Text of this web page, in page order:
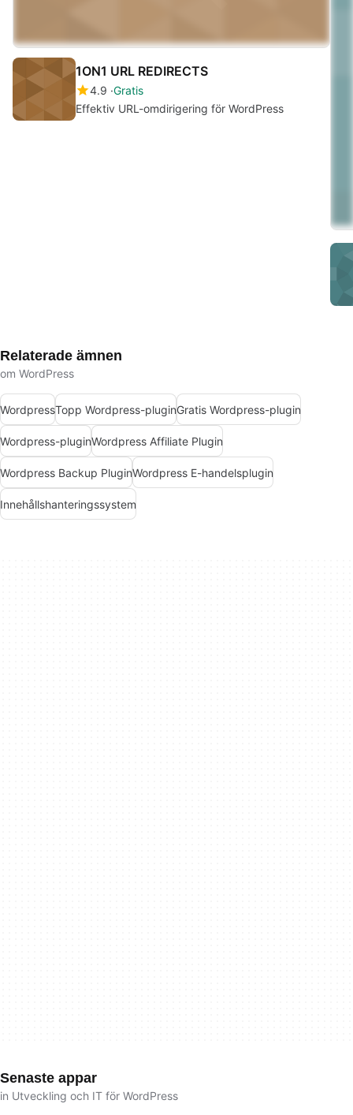
1ON1 URL REDIRECTS
4.9 Gratis
Effektiv URL-omdirigering för WordPress
Relaterade ämnen
om WordPress
WordpressTopp Wordpress-pluginGratis Wordpress-plugin
Wordpress-pluginWordpress Affiliate Plugin
Wordpress Backup PluginWordpress E-handelsplugin
Innehållshanteringssystem
Senaste appar
in Utveckling och IT för WordPress